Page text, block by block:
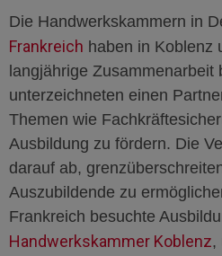
Die Handwerkskammern in
Frankreich haben in Koblenz
langjährige Zusammenarbeit
unterzeichneten einen
Themen wie
Ausbildung zu fördern. Die
darauf ab,
Auszubildende zu
Frankreich besuchte
Handwerkskammer Koblenz,